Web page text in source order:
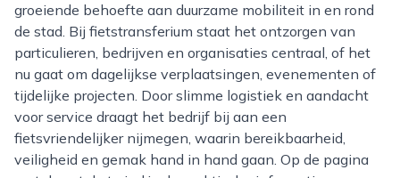
groeiende behoefte aan duurzame mobiliteit in en rond
de stad. Bij fietstransferium staat het ontzorgen van
particulieren, bedrijven en organisaties centraal, of het
nu gaat om dagelijkse verplaatsingen, evenementen of
tijdelijke projecten. Door slimme logistiek en aandacht
voor service draagt het bedrijf bij aan een
fietsvriendelijker nijmegen, waarin bereikbaarheid,
veiligheid en gemak hand in hand gaan. Op de pagina